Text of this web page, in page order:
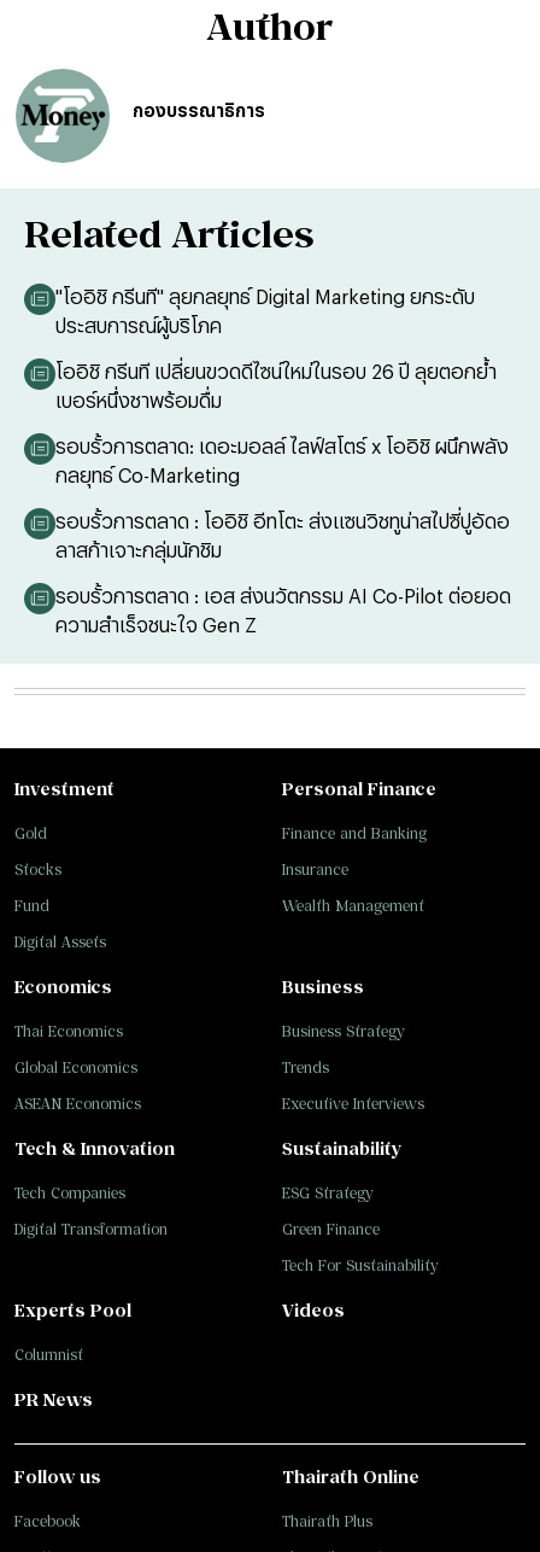
Author
กองบรรณาธิการ
Related Articles
"โออิชิ กรีนที" ลุยกลยุทธ์ Digital Marketing ยกระดับ
ประสบการณ์ผู้บริโภค
โออิชิ กรีนที เปลี่ยนขวดดีไซน์ใหม่ในรอบ 26 ปี ลุยตอกย้ำ
เบอร์หนึ่งชาพร้อมดื่ม
รอบรั้วการตลาด: เดอะมอลล์ ไลฟ์สโตร์ x โออิชิ ผนึกพลัง
กลยุทธ์ Co-Marketing
รอบรั้วการตลาด : โออิชิ อีทโตะ ส่งแซนวิชทูน่าสไปซี่ปูอัดอ
ลาสก้าเจาะกลุ่มนักชิม
รอบรั้วการตลาด : เอส ส่งนวัตกรรม AI Co-Pilot ต่อยอด
ความสำเร็จชนะใจ Gen Z
Investment
Gold
Stocks
Fund
Digital Assets
Personal Finance
Finance and Banking
Insurance
Wealth Management
Business
Business Strategy
Trends
Executive Interviews
Tech & Innovation
Tech Companies
Digital Transformation
Sustainability
ESG Strategy
Green Finance
Tech For Sustainability
Economics
Thai Economics
Global Economics
ASEAN Economics
Experts Pool
Columnist
Videos
PR News
Follow us
Facebook
Thairath Online
Thairath Plus